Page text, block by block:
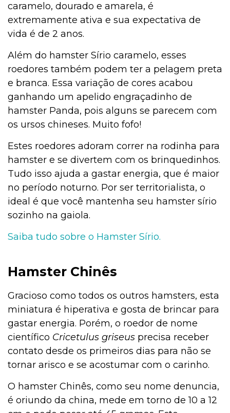
Aves
Aquarismo
Aquários e Manutenção
Alimentação
Alimentação
Adoção
Adestramento e Bem-estar
Ações Sociais
caramelo, dourado e amarela, é
extremamente ativa e sua expectativa de
vida é de 2 anos.
Além do hamster Sírio caramelo, esses
roedores também podem ter a pelagem preta
e branca. Essa variação de cores acabou
ganhando um apelido engraçadinho de
hamster Panda, pois alguns se parecem com
os ursos chineses. Muito fofo!
Estes roedores adoram correr na rodinha para
hamster e se divertem com os brinquedinhos.
Tudo isso ajuda a gastar energia, que é maior
no período noturno. Por ser territorialista, o
ideal é que você mantenha seu hamster sírio
sozinho na gaiola.
Saiba tudo sobre o Hamster Sírio.
Hamster Chinês
Gracioso como todos os outros hamsters, esta
miniatura é hiperativa e gosta de brincar para
gastar energia. Porém, o roedor de nome
científico Cricetulus griseus precisa receber
contato desde os primeiros dias para não se
tornar arisco e se acostumar com o carinho.
O hamster Chinês, como seu nome denuncia,
é oriundo da china, mede em torno de 10 a 12